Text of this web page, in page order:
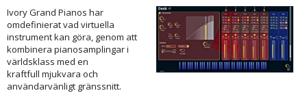
Ivory Grand Pianos har
omdefinierat vad virtuella
instrument kan göra, genom att
kombinera pianosamplingar i
världsklass med en
kraftfull mjukvara och
användarvänligt gränssnitt.